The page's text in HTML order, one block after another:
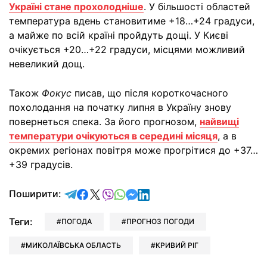
Україні стане прохолодніше. У більшості областей
температура вдень становитиме +18…+24 градуси,
а майже по всій країні пройдуть дощі. У Києві
очікується +20…+22 градуси, місцями можливий
невеликий дощ.
Також Фокус писав, що після короткочасного
похолодання на початку липня в Україну знову
повернеться спека. За його прогнозом, найвищі
температури очікуються в середині місяця, а в
окремих регіонах повітря може прогрітися до +37…
+39 градусів.
Поширити: відправити у Telegram
поділитись у Facebook
поділитись у X
відправити у Viber
відправити у Whatsapp
відправити у Messenger
відправити у LinkedIn
Теги: ПОГОДА ПРОГНОЗ ПОГОДИ
МИКОЛАЇВСЬКА ОБЛАСТЬ КРИВИЙ РІГ